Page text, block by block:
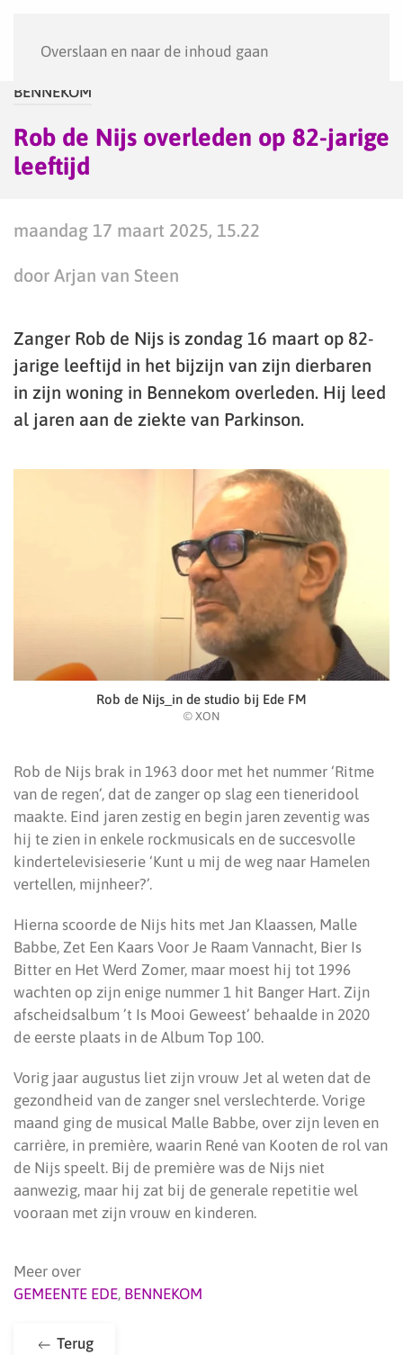
Overslaan en naar de inhoud gaan
BENNEKOM
Rob de Nijs overleden op 82-jarige
leeftijd
maandag 17 maart 2025, 15.22
door Arjan van Steen
Zanger Rob de Nijs is zondag 16 maart op 82-
jarige leeftijd in het bijzijn van zijn dierbaren
in zijn woning in Bennekom overleden. Hij leed
al jaren aan de ziekte van Parkinson.
Rob de Nijs_in de studio bij Ede FM
© XON
Rob de Nijs brak in 1963 door met het nummer ‘Ritme
van de regen’, dat de zanger op slag een tieneridool
maakte. Eind jaren zestig en begin jaren zeventig was
hij te zien in enkele rockmusicals en de succesvolle
kindertelevisieserie ‘Kunt u mij de weg naar Hamelen
vertellen, mijnheer?’.
Hierna scoorde de Nijs hits met Jan Klaassen, Malle
Babbe, Zet Een Kaars Voor Je Raam Vannacht, Bier Is
Bitter en Het Werd Zomer, maar moest hij tot 1996
wachten op zijn enige nummer 1 hit Banger Hart. Zijn
afscheidsalbum ’t Is Mooi Geweest’ behaalde in 2020
de eerste plaats in de Album Top 100.
Vorig jaar augustus liet zijn vrouw Jet al weten dat de
gezondheid van de zanger snel verslechterde. Vorige
maand ging de musical Malle Babbe, over zijn leven en
carrière, in première, waarin René van Kooten de rol van
de Nijs speelt. Bij de première was de Nijs niet
aanwezig, maar hij zat bij de generale repetitie wel
vooraan met zijn vrouw en kinderen.
Meer over
GEMEENTE EDE, BENNEKOM
Terug